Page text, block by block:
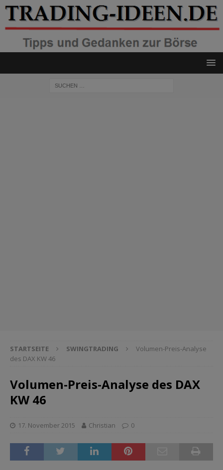
STARTSEITE SWINGTRADING
Volumen-Preis-Analyse
des DAX KW 46
Volumen-Preis-Analyse des DAX
KW 46
17. November 2015 Christian 0